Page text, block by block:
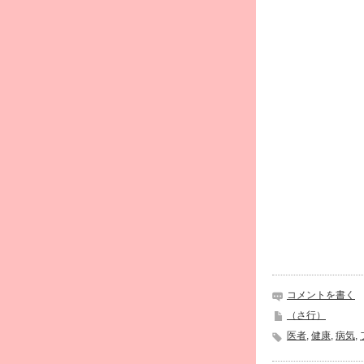
コメントを書く
（さ行）
医者, 健康, 病気,